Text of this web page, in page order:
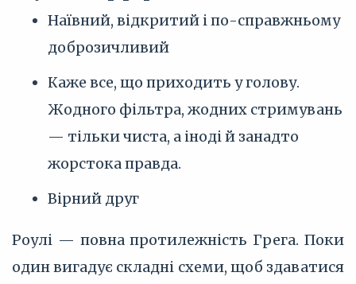
Наївний, відкритий і по-справжньому
доброзичливий
Каже все, що приходить у голову.
Жодного фільтра, жодних стримувань
— тільки чиста, а іноді й занадто
жорстока правда.
Вірний друг
Роулі — повна протилежність Грега. Поки
один вигадує складні схеми, щоб здаватися